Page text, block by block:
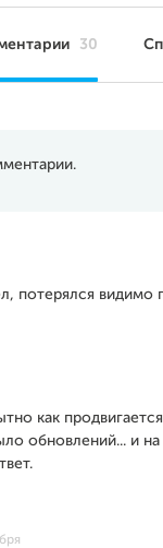
30
потерялся видимо
как
обновлений... и на